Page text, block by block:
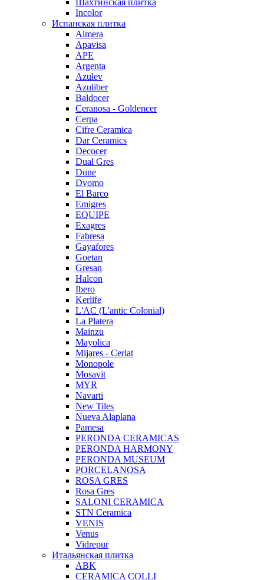
Шахтинская плитка
Incolor
Испанская плитка
Almera
Apavisa
APE
Argenta
Azulev
Azuliber
Baldocer
Ceranosa - Goldencer
Cerpa
Cifre Ceramica
Dar Ceramics
Decocer
Dual Gres
Dune
Dvomo
El Barco
Emigres
EQUIPE
Exagres
Fabresa
Gayafores
Goetan
Gresan
Halcon
Ibero
Kerlife
L'AC (L'antic Colonial)
La Platera
Mainzu
Mayolica
Mijares - Cerlat
Monopole
Mosavit
MYR
Navarti
New Tiles
Nueva Alaplana
Pamesa
PERONDA CERAMICAS
PERONDA HARMONY
PERONDA MUSEUM
PORCELANOSA
ROSA GRES
Rosa Gres
SALONI CERAMICA
STN Ceramica
VENIS
Venus
Vidrepur
Итальянская плитка
ABK
CERAMICA COLLI